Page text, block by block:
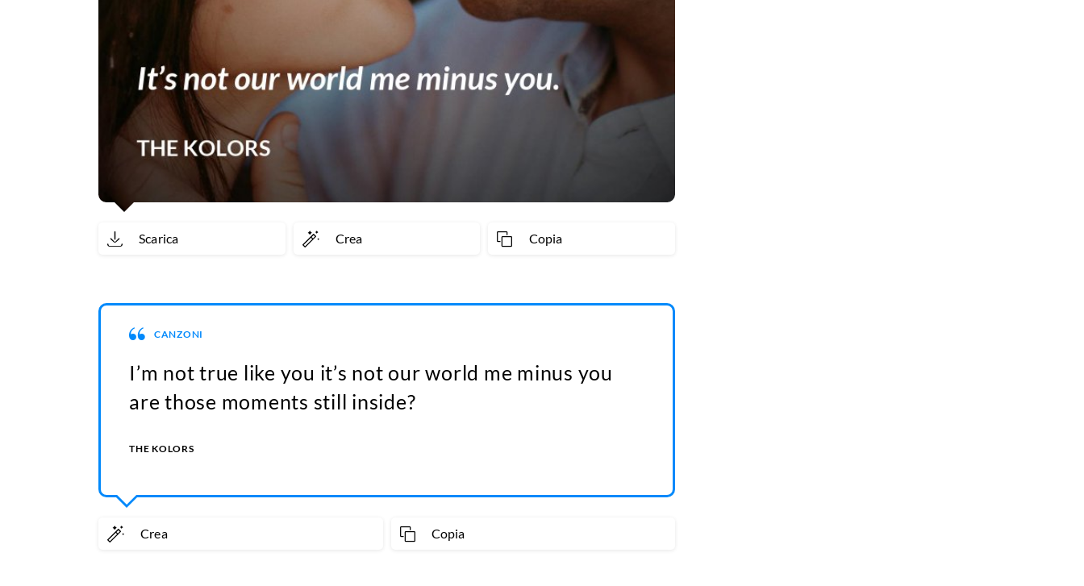
Scarica Crea Copia
CANZONI
I’m not true like you it’s not our world me minus you
are those moments still inside?
THE KOLORS
Crea Copia